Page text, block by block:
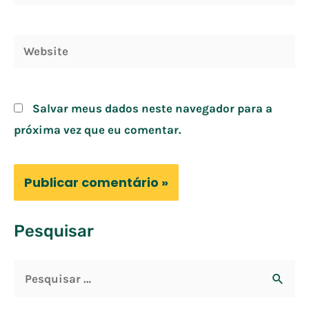
Website
Salvar meus dados neste navegador para a
próxima vez que eu comentar.
Pesquisar